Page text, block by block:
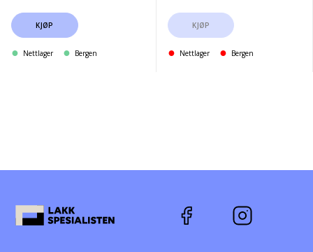
250/250/300A
KJØP
Nettlager Bergen
KJØP
Nettlager Bergen